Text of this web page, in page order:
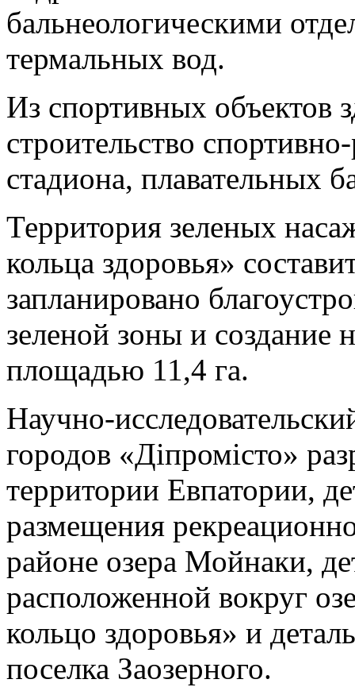
бальнеологическими
термальных вод.
Из спортивных объектов
строительство
стадиона, плавательных
Территория зеленых
кольца здоровья»
запланировано
зеленой зоны и создание
площадью 11,4 га.
Научно-
городов «Діпромісто»
территории Евпатории,
размещения
районе озера Мойнаки,
расположенной вокруг
кольцо здоровья» и
поселка Заозерного.